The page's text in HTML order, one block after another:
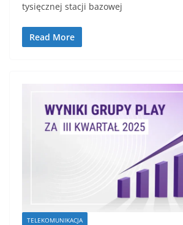
tysięcznej stacji bazowej
Read More
TELEKOMUNIKACJA